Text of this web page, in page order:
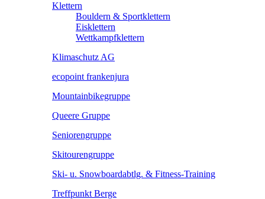
Klettern
Bouldern & Sportklettern
Eisklettern
Wettkampfklettern
Klimaschutz AG
ecopoint frankenjura
Mountainbikegruppe
Queere Gruppe
Seniorengruppe
Skitourengruppe
Ski- u. Snowboardabtlg. & Fitness-Training
Treffpunkt Berge